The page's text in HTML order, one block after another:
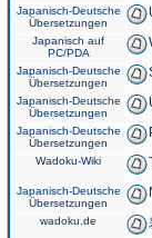
Japanisch-Deutsche
Übersetzungen
Japanisch auf
PC/PDA
Japanisch-Deutsche
Übersetzungen
Japanisch-Deutsche
Übersetzungen
Japanisch-Deutsche
Übersetzungen
Wadoku-Wiki
Japanisch-Deutsche
Übersetzungen
wadoku.de